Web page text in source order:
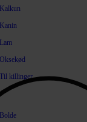
Kalkun
Kanin
Lam
Oksekød
Til killinger
Bolde